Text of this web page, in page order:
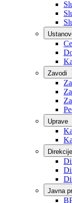
Službe
Zavodi
Uprave
Direkcije